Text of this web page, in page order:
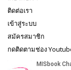
ติดต่อเรา
เข้าสู่ระบบ
สมัครสมาชิก
กดติดตามช่อง